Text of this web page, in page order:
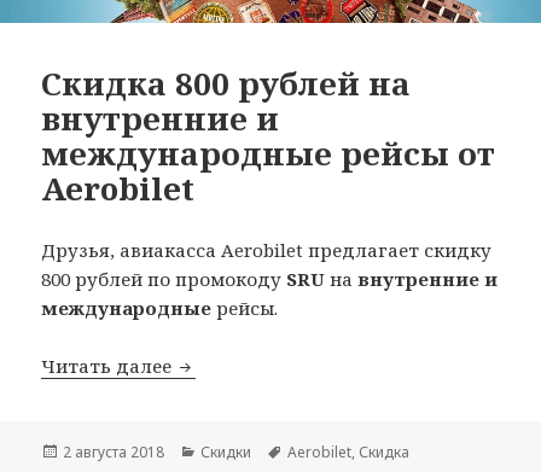
Скидка 800 рублей на
внутренние и
международные рейсы от
Aerobilet
Друзья, авиакасса Aerobilet предлагает скидку
800 рублей по промокоду SRU навнутренние и
международные рейсы.
Читать далее Скидка 800 рублей на внутренние и
Опубликовано
2 августа 2018 Рубрики
Скидки Метки
Aerobilet, Скидка